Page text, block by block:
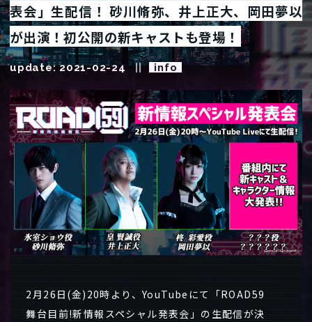
表会」生配信！ 砂川脩弥、井上正大、岡田夢以
が出演！初公開の新キャストも登場！
update: 2021-02-24 info
2月26日(金)20時より、YouTubeにて「ROAD59
舞台目前!新情報スペシャル発表会」の生配信が決